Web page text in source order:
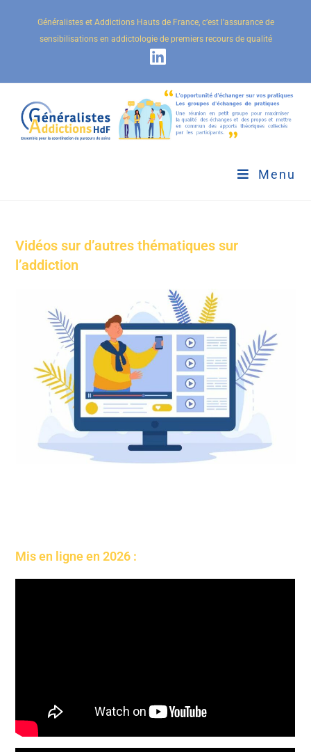
Généralistes et Addictions Hauts de France, c’est l’assurance de
sensibilisations en addictologie de premiers recours de qualité
Menu
Vidéos sur d’autres thématiques sur
l’addiction
Mis en ligne en 2026 :